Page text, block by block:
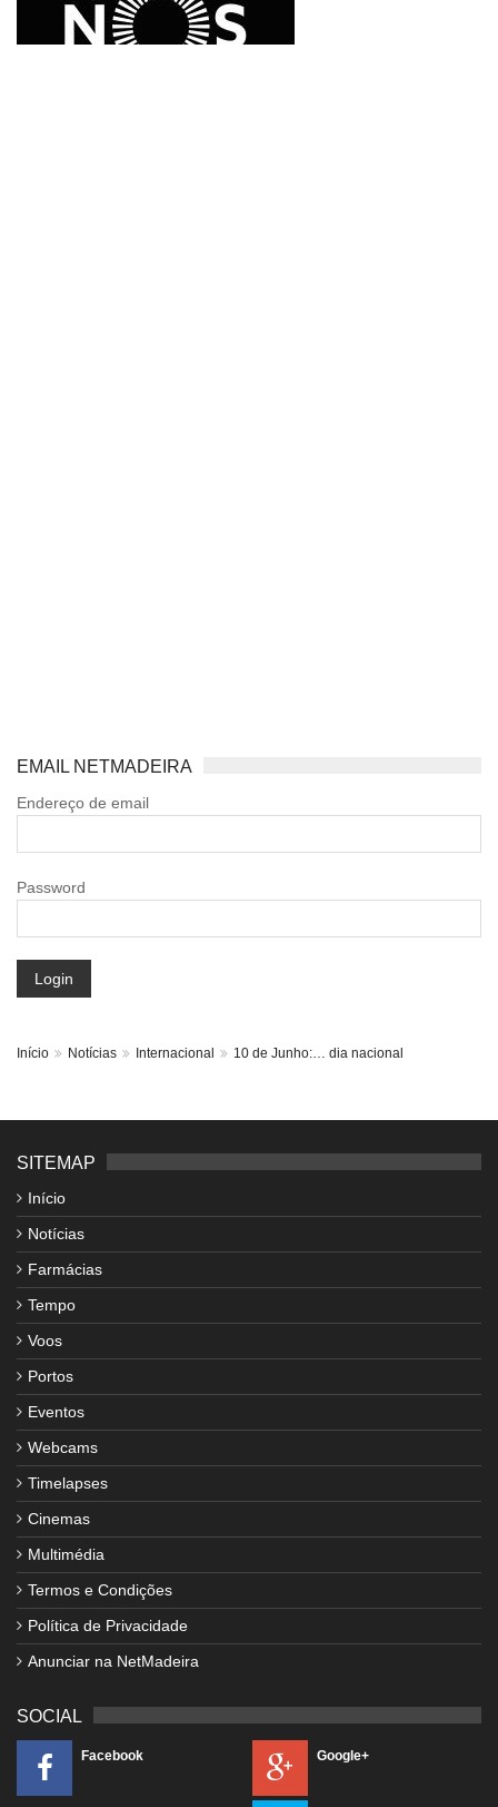
EMAIL NETMADEIRA
Endereço de email
Password
Login
Início Notícias Internacional 10 de Junho:… dia nacional
SITEMAP
Início
Notícias
Farmácias
Tempo
Voos
Portos
Eventos
Webcams
Timelapses
Cinemas
Multimédia
Termos e Condições
Política de Privacidade
Anunciar na NetMadeira
SOCIAL
Facebook Google+